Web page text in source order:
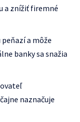
a znížiť firemné
a môže
banky sa snažia
naznačuje